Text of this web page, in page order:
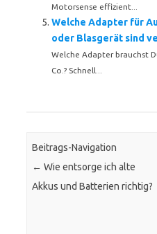
Motorsense effizient...
Welche Adapter für
oder Blasgerät sind
Welche Adapter brauchst
Co.? Schnell...
Beitrags-Navigation
← Wie entsorge ich alte
Akkus und Batterien richtig?